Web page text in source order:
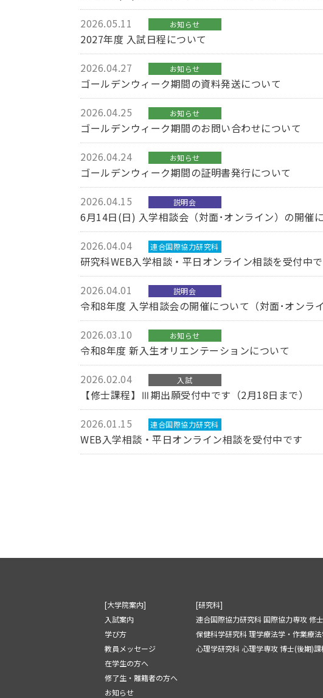
2026.05.11
お知らせ
2027年度 入試日程について
2026.04.27
お知らせ
ゴールデンウィーク期間の資料発送について
2026.04.25
お知らせ
ゴールデンウィーク期間のお問い合わせについて
2026.04.24
お知らせ
ゴールデンウィーク期間の証明書発行について
2026.04.15
説明会
6月14日(日) 入学相談会（対面･オンライン）の開催
2026.04.04
連合国際協力研究科
研究科WEB入学相談・平日オンライン相談を受付中
2026.04.01
説明会
令和8年度 入学相談会の開催について（対面･オンライ
2026.03.10
お知らせ
令和8年度 新入生オリエンテーションについて
2026.02.04
入試
【修士課程】Ⅲ期出願受付中です（2月18日まで）
2026.01.15
連合国際協力研究科
WEB入学相談・平日オンライン相談を受付中です
[大学院案内]
入試案内
学び方
教員メッセージ
在学生の方へ
修了生・離籍者の方へ
お知らせ
[研究科]
連合国際協力研究科 国際協力専攻 修
保健科学研究科 理学療法学・作業療
心理学研究科 心理学専攻 博士(後期)課